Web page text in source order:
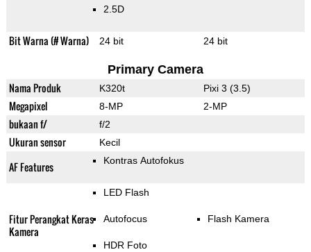
2.5D
Bit Warna (# Warna) 24 bit 24 bit
Primary Camera
Nama Produk K320t Pixi 3 (3.5)
Megapixel 8-MP 2-MP
bukaan f/ f/2
Ukuran sensor Kecil
AF Features Kontras Autofokus
Fitur Perangkat Keras
Kamera
LED Flash
Autofocus
HDR Foto
Flash Kamera